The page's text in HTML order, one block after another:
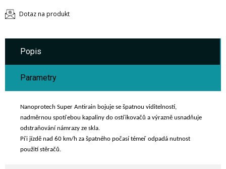
Dotaz na produkt
Popis
Parametry
Nanoprotech Super Antirain bojuje se špatnou viditelností,
nadměrnou spotřebou kapaliny do ostřikovačů a výrazně usnadňuje
odstraňování námrazy ze skla.
Při jízdě nad 60 km/h za špatného počasí témeř odpadá nutnost
použití stěračů.